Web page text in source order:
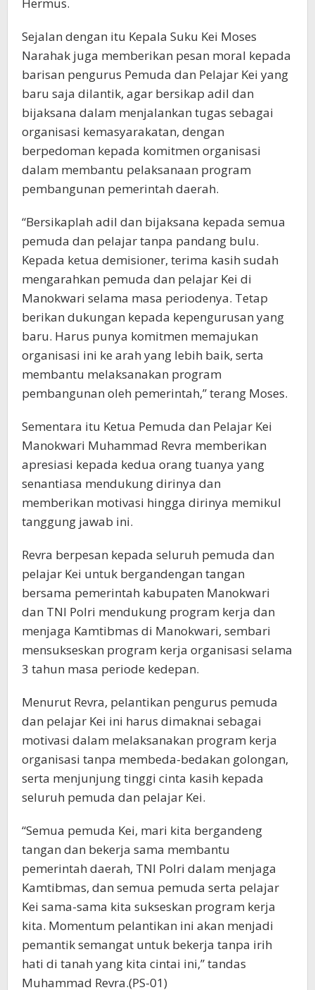
Hermus.
Sejalan dengan itu Kepala Suku Kei Moses
Narahak juga memberikan pesan moral kepada
barisan pengurus Pemuda dan Pelajar Kei yang
baru saja dilantik, agar bersikap adil dan
bijaksana dalam menjalankan tugas sebagai
organisasi kemasyarakatan, dengan
berpedoman kepada komitmen organisasi
dalam membantu pelaksanaan program
pembangunan pemerintah daerah.
“Bersikaplah adil dan bijaksana kepada semua
pemuda dan pelajar tanpa pandang bulu.
Kepada ketua demisioner, terima kasih sudah
mengarahkan pemuda dan pelajar Kei di
Manokwari selama masa periodenya. Tetap
berikan dukungan kepada kepengurusan yang
baru. Harus punya komitmen memajukan
organisasi ini ke arah yang lebih baik, serta
membantu melaksanakan program
pembangunan oleh pemerintah,” terang Moses.
Sementara itu Ketua Pemuda dan Pelajar Kei
Manokwari Muhammad Revra memberikan
apresiasi kepada kedua orang tuanya yang
senantiasa mendukung dirinya dan
memberikan motivasi hingga dirinya memikul
tanggung jawab ini.
Revra berpesan kepada seluruh pemuda dan
pelajar Kei untuk bergandengan tangan
bersama pemerintah kabupaten Manokwari
dan TNI Polri mendukung program kerja dan
menjaga Kamtibmas di Manokwari, sembari
mensukseskan program kerja organisasi selama
3 tahun masa periode kedepan.
Menurut Revra, pelantikan pengurus pemuda
dan pelajar Kei ini harus dimaknai sebagai
motivasi dalam melaksanakan program kerja
organisasi tanpa membeda-bedakan golongan,
serta menjunjung tinggi cinta kasih kepada
seluruh pemuda dan pelajar Kei.
“Semua pemuda Kei, mari kita bergandeng
tangan dan bekerja sama membantu
pemerintah daerah, TNI Polri dalam menjaga
Kamtibmas, dan semua pemuda serta pelajar
Kei sama-sama kita sukseskan program kerja
kita. Momentum pelantikan ini akan menjadi
pemantik semangat untuk bekerja tanpa irih
hati di tanah yang kita cintai ini,” tandas
Muhammad Revra.(PS-01)